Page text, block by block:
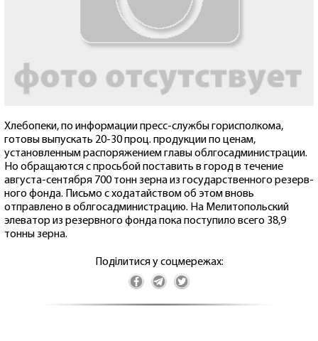
Хлебопеки, по информации пресс-службы горисполкома,
готовы выпускать 20-30 проц. продукции по ценам,
установленным распоряжением главы облгосадминистрации.
Но обращаются с просьбой поставить в город в течение
августа-сентября 700 тонн зерна из государственного резерв-
ного фонда. Письмо с ходатайством об этом вновь
отправлено в облгосадминистрацию. На Мелитопольский
элеватор из резервного фонда пока поступило всего 38,9
тонны зерна.
Поділитися у соцмережах: